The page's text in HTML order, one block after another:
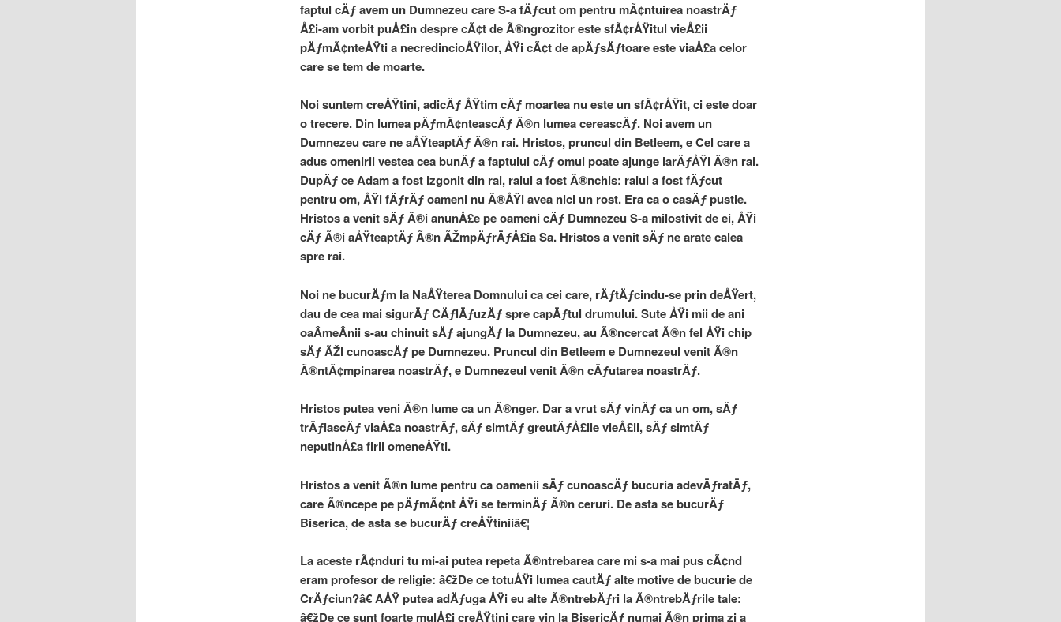
faptul cÄƒ avem un Dumnezeu care S-a fÄƒcut om pentru mÃ¢ntuirea noastrÄƒ
Å£i-am vorbit puÅ£in despre cÃ¢t de Ã®ngrozitor este sfÃ¢rÅŸitul vieÅ£ii
pÄƒmÃ¢nteÅŸti a necredincioÅŸilor, ÅŸi cÃ¢t de apÄƒsÄƒtoare este viaÅ£a celor
care se tem de moarte.
Noi suntem creÅŸtini, adicÄƒ ÅŸtim cÄƒ moartea nu este un sfÃ¢rÅŸit, ci este doar
o trecere. Din lumea pÄƒmÃ¢nteascÄƒ Ã®n lumea cereascÄƒ. Noi avem un
Dumnezeu care ne aÅŸteaptÄƒ Ã®n rai. Hristos, pruncul din Betleem, e Cel care a
adus omenirii vestea cea bunÄƒ a faptului cÄƒ omul poate ajunge iarÄƒÅŸi Ã®n rai.
DupÄƒ ce Adam a fost izgonit din rai, raiul a fost Ã®nchis: raiul a fost fÄƒcut
pentru om, ÅŸi fÄƒrÄƒ oameni nu Ã®ÅŸi avea nici un rost. Era ca o casÄƒ pustie.
Hristos a venit sÄƒ Ã®i anunÅ£e pe oameni cÄƒ Dumnezeu S-a milostivit de ei, ÅŸi
cÄƒ Ã®i aÅŸteaptÄƒ Ã®n ÃŽmpÄƒrÄƒÅ£ia Sa. Hristos a venit sÄƒ ne arate calea
spre rai.
Noi ne bucurÄƒm la NaÅŸterea Domnului ca cei care, rÄƒtÄƒcindu-se prin deÅŸert,
dau de cea mai sigurÄƒ CÄƒlÄƒuzÄƒ spre capÄƒtul drumului. Sute ÅŸi mii de ani
oaÂ­meÂ­nii s-au chinuit sÄƒ ajungÄƒ la Dumnezeu, au Ã®ncercat Ã®n fel ÅŸi chip
sÄƒ ÃŽl cunoascÄƒ pe Dumnezeu. Pruncul din Betleem e Dumnezeul venit Ã®n
Ã®ntÃ¢mpinarea noastrÄƒ, e Dumnezeul venit Ã®n cÄƒutarea noastrÄƒ.
Hristos putea veni Ã®n lume ca un Ã®nger. Dar a vrut sÄƒ vinÄƒ ca un om, sÄƒ
trÄƒiascÄƒ viaÅ£a noastrÄƒ, sÄƒ simtÄƒ greutÄƒÅ£ile vieÅ£ii, sÄƒ simtÄƒ
neputinÅ£a firii omeneÅŸti.
Hristos a venit Ã®n lume pentru ca oamenii sÄƒ cunoascÄƒ bucuria adevÄƒratÄƒ,
care Ã®ncepe pe pÄƒmÃ¢nt ÅŸi se terminÄƒ Ã®n ceruri. De asta se bucurÄƒ
Biserica, de asta se bucurÄƒ creÅŸtiniiâ€¦
La aceste rÃ¢nduri tu mi-ai putea repeta Ã®ntrebarea care mi s-a mai pus cÃ¢nd
eram profesor de religie: â€žDe ce totuÅŸi lumea cautÄƒ alte motive de bucurie de
CrÄƒciun?â€ AÅŸ putea adÄƒuga ÅŸi eu alte Ã®ntrebÄƒri la Ã®ntrebÄƒrile tale:
â€žDe ce sunt foarte mulÅ£i creÅŸtini care vin la BisericÄƒ numai Ã®n prima zi a